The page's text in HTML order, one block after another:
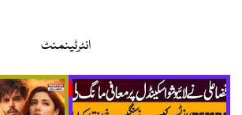
انٹرٹینمنٹ